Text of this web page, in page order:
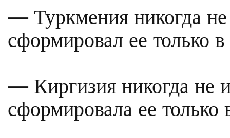
— Туркмения никогда не
сформировал ее только
— Киргизия никогда не
сформировала ее